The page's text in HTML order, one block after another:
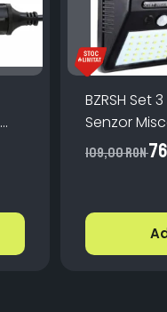
BZRSH Set
Senzor
ABS
109,00 RON